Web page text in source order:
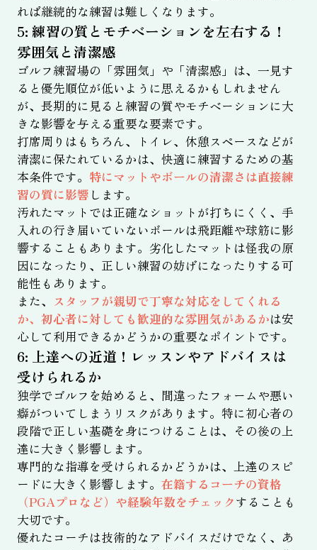
れば継続的な練習は難しくなります。
5: 練習の質とモチベーションを左右する！
雰囲気と清潔感
ゴルフ練習場の「雰囲気」や「清潔感」は、一見す
ると優先順位が低いように思えるかもしれません
が、長期的に見ると練習の質やモチベーションに大
きな影響を与える重要な要素です。
打席周りはもちろん、トイレ、休憩スペースなどが
清潔に保たれているかは、快適に練習するための基
本条件です。 特にマットやボールの清潔さは直接練
習の質に影響 します。
汚れたマットでは正確なショットが打ちにくく、手
入れの行き届いていないボールは飛距離や球筋に影
響することもあります。劣化したマットは怪我の原
因になったり、正しい練習の妨げになったりする可
能性もあります。
また、 スタッフが親切で丁寧な対応をしてくれる
か、初心者に対しても歓迎的な雰囲気があるかは安
心して利用できるかどうかの重要なポイントです。
6: 上達への近道！レッスンやアドバイスは
受けられるか
独学でゴルフを始めると、間違ったフォームや悪い
癖がついてしまうリスクがあります。特に初心者の
段階で正しい基礎を身につけることは、その後の上
達に大きく影響します。
専門的な指導を受けられるかどうかは、上達のスピ
ードに大きく影響します。 在籍するコーチの資格
（PGAプロなど）や経験年数をチェックすることも
大切です。
優れたコーチは技術的なアドバイスだけでなく、あ